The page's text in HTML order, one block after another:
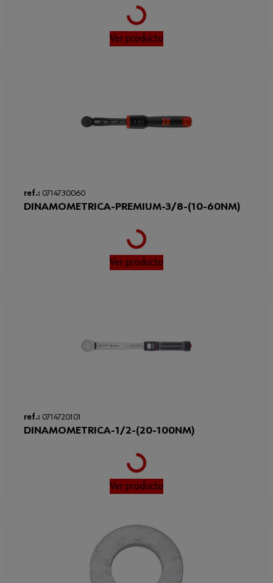
Loading...
Ver producto
ref.: 0714730060
DINAMOMETRICA-PREMIUM-3/8-(10-60NM)
Loading...
Ver producto
ref.: 0714720101
DINAMOMETRICA-1/2-(20-100NM)
Loading...
Ver producto